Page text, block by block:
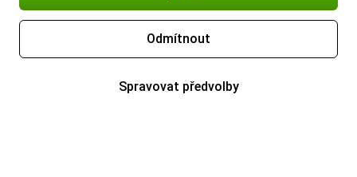
Odmítnout
Spravovat předvolby